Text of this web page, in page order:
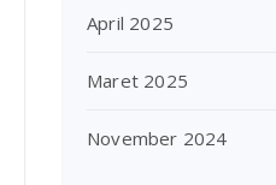
April 2025
Maret 2025
November 2024